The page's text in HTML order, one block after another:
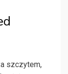
szczytem,